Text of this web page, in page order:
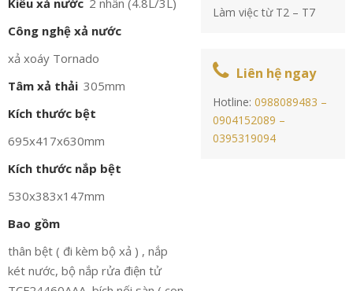
Kiểu xả nước 2 nhấn (4.8L/3L)
Công nghệ xả nước
xả xoáy Tornado
Tâm xả thải 305mm
Kích thước bệt
695x417x630mm
Kích thước nắp bệt
530x383x147mm
Bao gồm
thân bệt ( đi kèm bộ xả ) , nắp
két nước, bộ nắp rửa điện tử
Làm việc từ T2 – T7
Liên hệ ngay
Hotline:0988089483 –
0904152089 –
0395319094